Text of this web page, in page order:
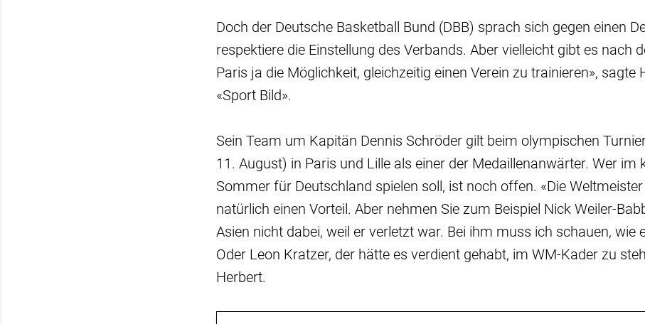
Doch der Deutsche Basketball Bund (DBB) sprach sich gegen einen
respektiere die Einstellung des Verbands. Aber vielleicht gibt es nach
Paris ja die Möglichkeit, gleichzeitig einen Verein zu trainieren», sagte
«Sport Bild».
Sein Team um Kapitän Dennis Schröder gilt beim olympischen
11. August) in Paris und Lille als einer der Medaillenanwärter. Wer im
Sommer für Deutschland spielen soll, ist noch offen. «Die
natürlich einen Vorteil. Aber nehmen Sie zum Beispiel Nick Weiler-
Asien nicht dabei, weil er verletzt war. Bei ihm muss ich schauen, wie
Oder Leon Kratzer, der hätte es verdient gehabt, im WM-Kader zu
Herbert.